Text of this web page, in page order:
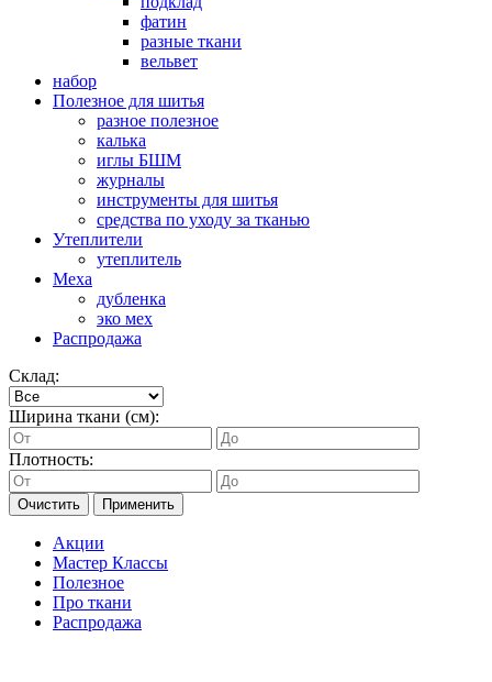
фатин
разные ткани
вельвет
набор
Полезное для шитья
разное полезное
калька
иглы БШМ
журналы
инструменты для шитья
средства по уходу за тканью
Утеплители
утеплитель
Меха
дубленка
эко мех
Распродажа
Склад:
Ширина ткани (см):
Плотность:
Очистить Применить
Акции
Мастер Классы
Полезное
Про ткани
Распродажа